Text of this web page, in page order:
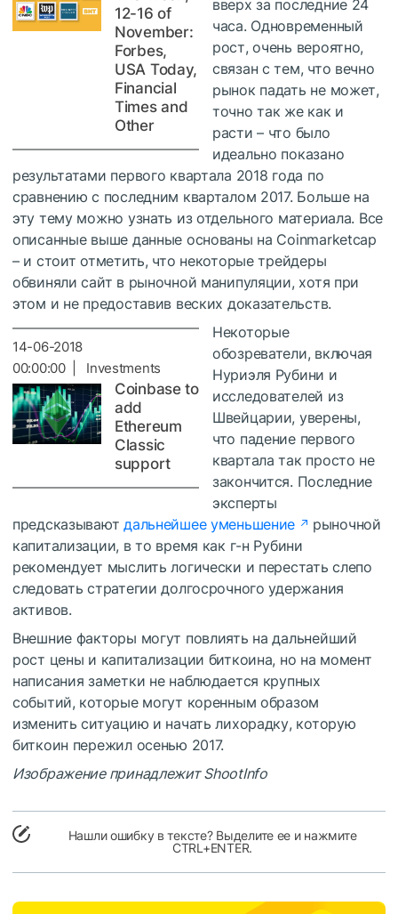
12-16 of
November:
Forbes,
USA Today,
Financial
Times and
Other
вверх за последние 24
часа. Одновременный
рост, очень вероятно,
связан с тем, что вечно
рынок падать не может,
точно так же как и
расти – что было
идеально показано
результатами первого квартала 2018 года по
сравнению с последним кварталом 2017. Больше на
эту тему можно узнать из отдельного материала. Все
описанные выше данные основаны на Coinmarketcap
– и стоит отметить, что некоторые трейдеры
обвиняли сайт в рыночной манипуляции, хотя при
этом и не предоставив веских доказательств.
14-06-2018
00:00:00 | Investments
Coinbase to
add
Ethereum
Classic
support
Некоторые
обозреватели, включая
Нуриэля Рубини и
исследователей из
Швейцарии, уверены,
что падение первого
квартала так просто не
закончится. Последние
эксперты
предсказываютдальнейшее уменьшение
рыночной
капитализации, в то время как г-н Рубини
рекомендует мыслить логически и перестать слепо
следовать стратегии долгосрочного удержания
активов.
Внешние факторы могут повлиять на дальнейший
рост цены и капитализации биткоина, но на момент
написания заметки не наблюдается крупных
событий, которые могут коренным образом
изменить ситуацию и начать лихорадку, которую
биткоин пережил осенью 2017.
Изображение принадлежит ShootInfo
Нашли ошибку в тексте? Выделите ее и нажмите
CTRL+ENTER.